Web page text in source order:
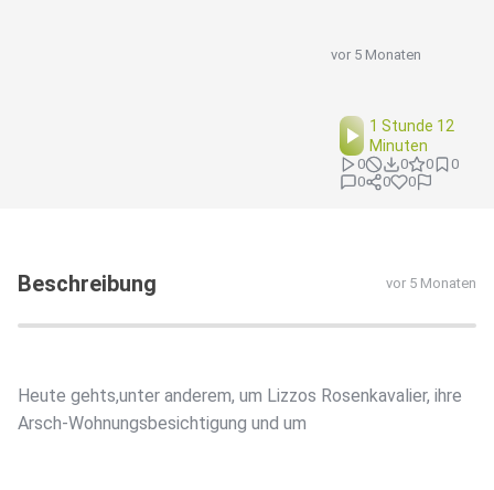
vor 5 Monaten
1 Stunde 12
Minuten
0 0 0
0
0
0 0
Beschreibung vor 5 Monaten
Heute gehts,unter anderem, um Lizzos Rosenkavalier, ihre
Arsch-Wohnungsbesichtigung und um